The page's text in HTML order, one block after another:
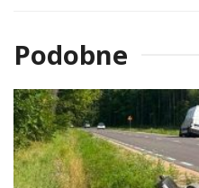
Podobne